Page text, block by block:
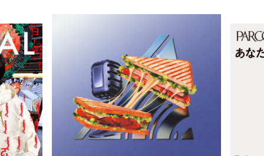
ニュース
レストラン・カフェ
TAX FREE
PARCOメンバーズ
한국어
ภาษาไทย
日本語